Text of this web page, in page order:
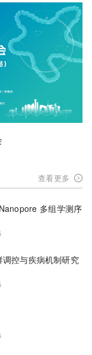
查看更多
多组学测序
控与疾病机制研究